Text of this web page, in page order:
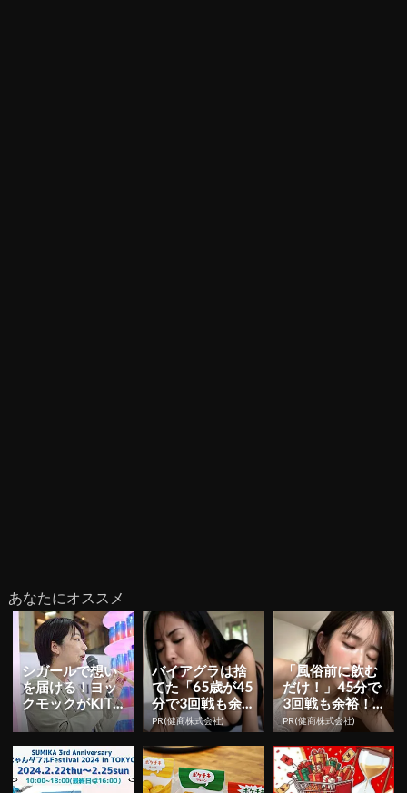
あなたにオススメ
シガールで想い
を届ける！ヨッ
クモックがKITT
E丸の内でイベ
ント開催 | YES...
バイアグラは捨
てた「65歳が45
分で3回戦も余
裕」980円で朝
まで絶好調！
PR(健商株式会社)
「風俗前に飲む
だけ！」45分で
3回戦も余裕！9
80円で朝まで絶
好調
PR(健商株式会社)